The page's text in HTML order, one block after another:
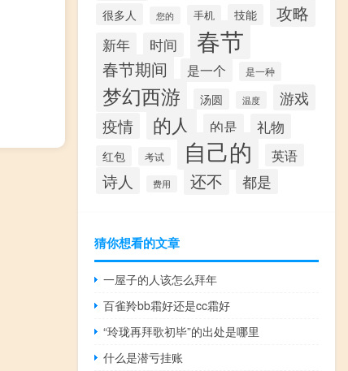
很多人 您的 手机 技能 攻略
新年 时间 春节
春节期间 是一个 是一种
梦幻西游 汤圆 温度
游戏
疫情
的人 的是 礼物
红包 考试 自己的 英语
诗人 费用 还不 都是
猜你想看的文章
一屋子的人该怎么拜年
百雀羚bb霜好还是cc霜好
“玲珑再拜歌初毕”的出处是哪里
什么是潜亏挂账